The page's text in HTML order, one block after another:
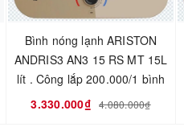
Bình nóng lạnh ARISTON
ANDRIS3 AN3 15 RS MT 15L
lít . Công lắp 200.000/1 bình
3.330.000₫ 4.080.000₫